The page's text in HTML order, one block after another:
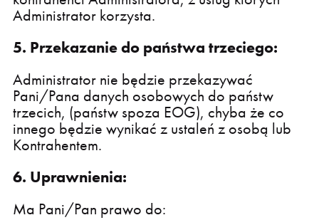
Administrator korzysta.
5. Przekazanie do państwa trzeciego:
Administrator nie będzie przekazywać
Pani/Pana danych osobowych do państw
trzecich, (państw spoza EOG), chyba że co
innego będzie wynikać z ustaleń z osobą lub
Kontrahentem.
6. Uprawnienia:
Ma Pani/Pan prawo do: